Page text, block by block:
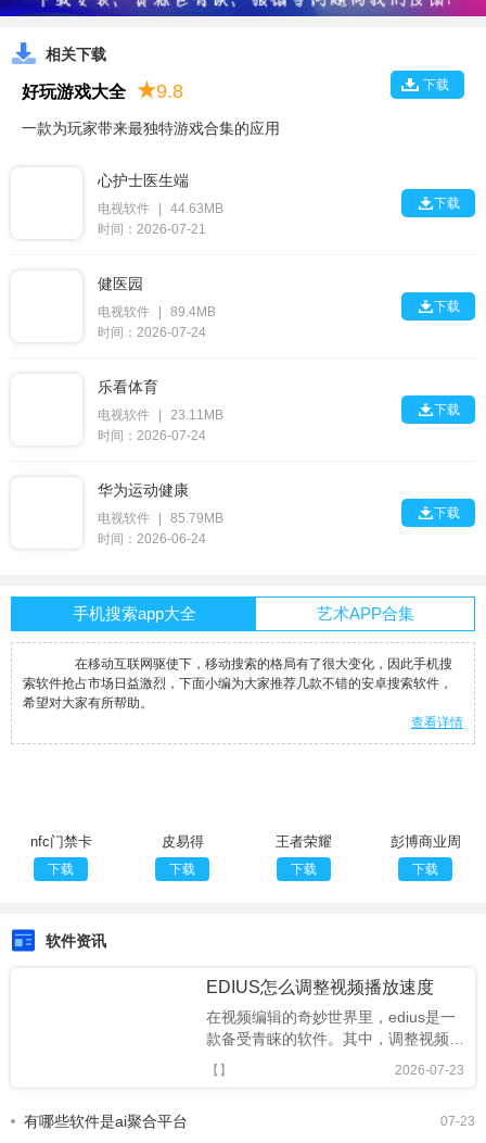
相关下载
下载
好玩游戏大全 ★9.8
一款为玩家带来最独特游戏合集的应用
心护士医生端
电视软件 |
44.63MB
时间：2026-07-21
下载
健医园
电视软件 |
89.4MB
时间：2026-07-24
下载
乐看体育
电视软件 |
23.11MB
时间：2026-07-24
下载
华为运动健康
电视软件 |
85.79MB
时间：2026-06-24
下载
手机搜索app大全 艺术APP合集
在移动互联网驱使下，移动搜索的格局有了很大变化，因此手机搜
索软件抢占市场日益激烈，下面小编为大家推荐几款不错的安卓搜索软件，
希望对大家有所帮助。
查看详情
nfc门禁卡
下载
皮易得
下载
王者荣耀
1500张图
下载
彭博商业周
刊安卓版
v7.6.1
下载
软件资讯
EDIUS怎么调整视频播放速度
在视频编辑的奇妙世界里，edius是一
款备受青睐的软件。其中，调整视频播
放速度是一项能为作品增添独特魅力的
重要技能。下面就来详细说说edius如
导入视频素材首先，打开edius软件，
2026-07-23
【】
07-23
有哪些软件是ai聚合平台